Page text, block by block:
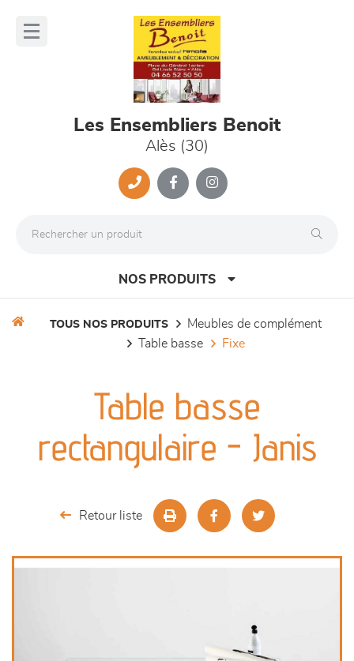
Les Ensembliers Benoit
Alès (30)
NOS PRODUITS
meubles de complément
TOUS NOS PRODUITS
meubles de complément
table basse
fixe
Table basse
rectangulaire - Janis
Retour liste